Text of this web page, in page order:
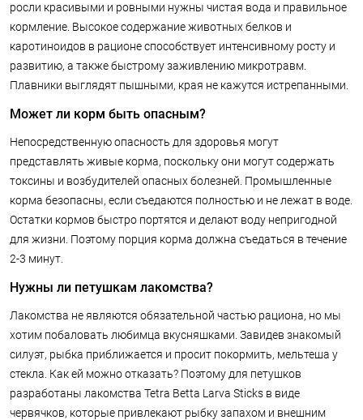
росли красивыми и ровными нужны чистая вода и правильное
кормление. Высокое содержание животных белков и
каротиноидов в рационе способствует интенсивному росту и
развитию, а также быстрому заживлению микротравм.
Плавники выглядят пышными, края не кажутся истрепанными.
Может ли корм быть опасным?
Непосредственную опасность для здоровья могут
представлять живые корма, поскольку они могут содержать
токсины и возбудителей опасных болезней. Промышленные
корма безопасны, если съедаются полностью и не лежат в воде.
Остатки кормов быстро портятся и делают воду непригодной
для жизни. Поэтому порция корма должна съедаться в течение
2-3 минут.
Нужны ли петушкам лакомства?
Лакомства не являются обязательной частью рациона, но мы
хотим побаловать любимца вкусняшками. Завидев знакомый
силуэт, рыбка приближается и просит покормить, мельтеша у
стекла. Как ей можно отказать? Поэтому для петушков
разработаны лакомства Tetra Betta Larva Sticks в виде
червячков, которые привлекают рыбку запахом и внешним